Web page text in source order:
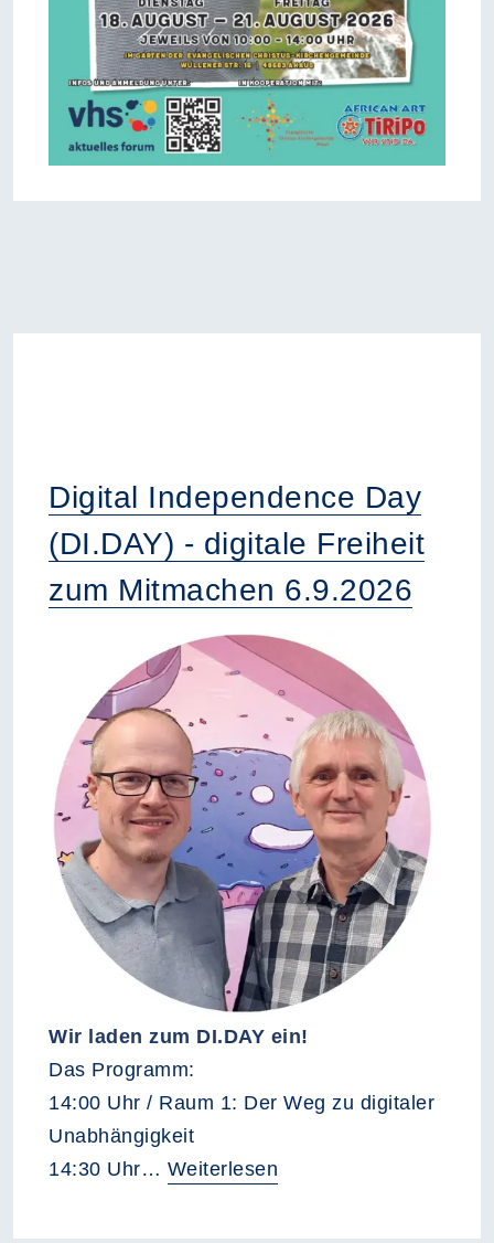
Digital Independence Day
(DI.DAY) - digitale Freiheit
zum Mitmachen 6.9.2026
Wir laden zum DI.DAY ein!
Das Programm:
14:00 Uhr / Raum 1: Der Weg zu digitaler
Unabhängigkeit
14:30 Uhr… Weiterlesen